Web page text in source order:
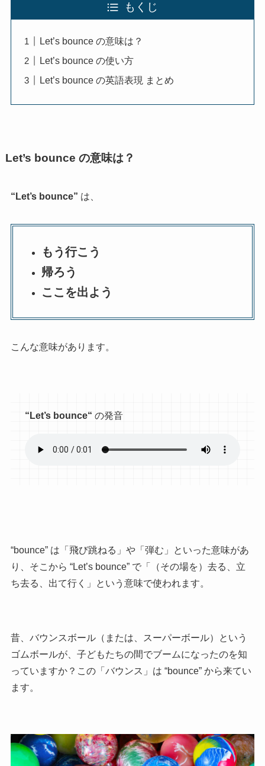
もくじ
Let’s bounce の意味は？
Let’s bounce の使い方
Let’s bounce の英語表現 まとめ
Let’s bounce の意味は？
“Let’s bounce” は、
もう行こう
帰ろう
ここを出よう
こんな意味があります。
“ Let’s bounce“ の発音
“bounce” は「飛び跳ねる」や「弾む」といった意味があ
り、そこから “Let’s bounce” で「（その場を）去る、立
ち去る、出て行く」という意味で使われます。
昔、バウンスボール（または、スーパーボール）という
ゴムボールが、子どもたちの間でブームになったのを知
っていますか？この「バウンス」は “bounce” から来てい
ます。